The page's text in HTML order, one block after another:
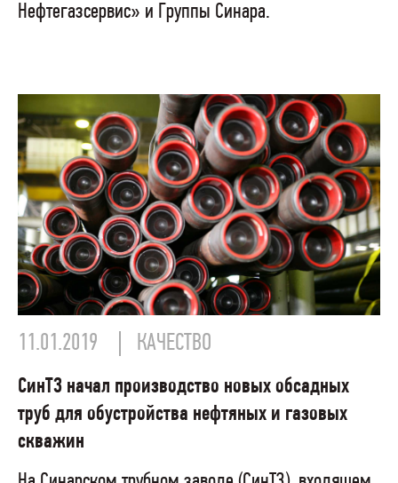
Нефтегазсервис» и Группы Синара.
11.01.2019 КАЧЕСТВО
СинТЗ начал производство новых обсадных
труб для обустройства нефтяных и газовых
скважин